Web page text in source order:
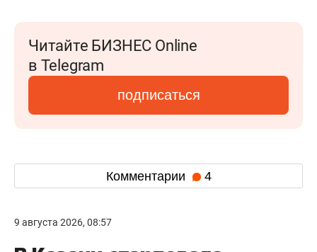
Читайте БИЗНЕС Online
в Telegram
подписаться
Комментарии 4
9 августа 2026, 08:57